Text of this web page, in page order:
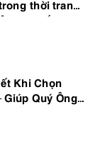
thời trang
Khi Chọn
Giúp Quý Ông